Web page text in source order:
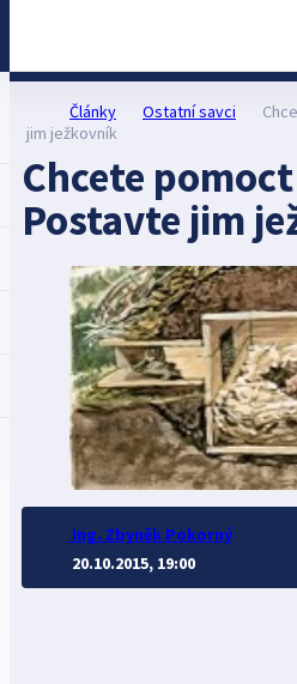
Články Ostatní savci
jim ježkovník
Chcete
Postavte jim
Ing. Zbyněk Pokorný
20.10.2015, 19:00